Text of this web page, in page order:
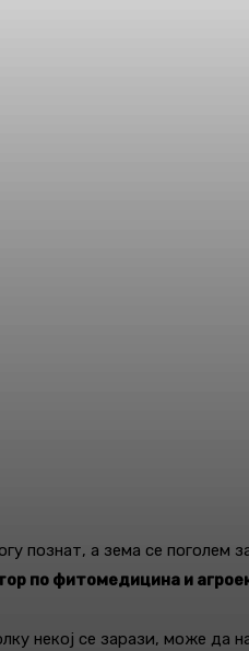
познат, а зема се
по фитомедицина и
некој се зарази, може да